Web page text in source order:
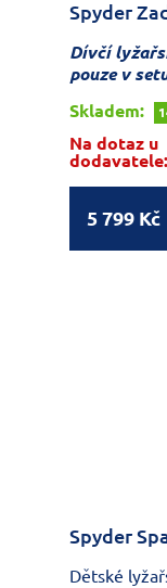
Spyder
Dívčí
pouze v
Skladem:
Na dotaz u
dodavatele:
5 799 Kč
Spyder
Dětské